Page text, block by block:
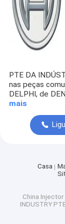
Bocais de
Bocais
PEÇAS
PTE DA
nas peças
DELPHI, de
mais
Casa
China Injector
INDUSTRY